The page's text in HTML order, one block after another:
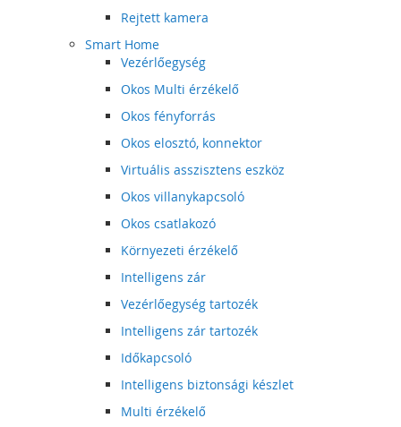
Rejtett kamera
Smart Home
Vezérlőegység
Okos Multi érzékelő
Okos fényforrás
Okos elosztó, konnektor
Virtuális asszisztens eszköz
Okos villanykapcsoló
Okos csatlakozó
Környezeti érzékelő
Intelligens zár
Vezérlőegység tartozék
Intelligens zár tartozék
Időkapcsoló
Intelligens biztonsági készlet
Multi érzékelő